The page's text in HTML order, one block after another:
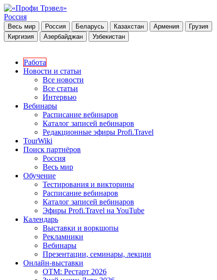
Россия
Весь мир Россия Беларусь Казахстан Армения
Грузия
Киргизия
Азербайджан Узбекистан
Работа
Новости и статьи
Все новости
Все статьи
Интервью
Вебинары
Расписание вебинаров
Каталог записей вебинаров
Редакционные эфиры Profi.Travel
TourWiki
Поиск партнёров
Россия
Весь мир
Обучение
Тестирования и викторины
Расписание вебинаров
Каталог записей вебинаров
Эфиры Profi.Travel на YouTube
Календарь
Выставки и воркшопы
Рекламники
Вебинары
Презентации, семинары, лекции
Онлайн-выставки
OTM: Рестарт 2026